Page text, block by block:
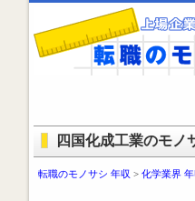
四国化成工業のモノ
転職のモノサシ 年収 > 化学業界 年